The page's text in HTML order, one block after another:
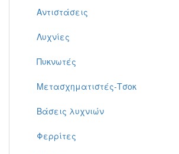
Αντιστάσεις
Λυχνίες
Πυκνωτές
Μετασχηματιστές-Τσοκ
Βάσεις λυχνιών
Φερρίτες